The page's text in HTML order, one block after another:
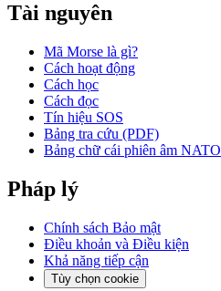
Tài nguyên
Mã Morse là gì?
Cách hoạt động
Cách học
Cách đọc
Tín hiệu SOS
Bảng tra cứu (PDF)
Bảng chữ cái phiên âm NATO
Pháp lý
Chính sách Bảo mật
Điều khoản và Điều kiện
Khả năng tiếp cận
Tùy chọn cookie